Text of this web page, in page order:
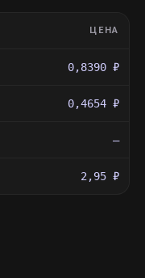
ЦЕНА
0,8390 ₽
0,4654 ₽
—
2,95 ₽